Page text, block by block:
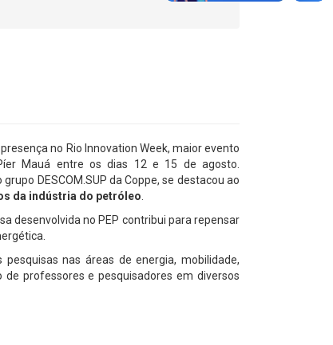
no Rio Innovation Week, maior evento
Mauá entre os dias 12 e 15 de agosto.
DESCOM.SUP da Coppe, se destacou ao
da indústria do petróleo.
desenvolvida no PEP contribui para repensar
nas áreas de energia, mobilidade,
professores e pesquisadores em diversos